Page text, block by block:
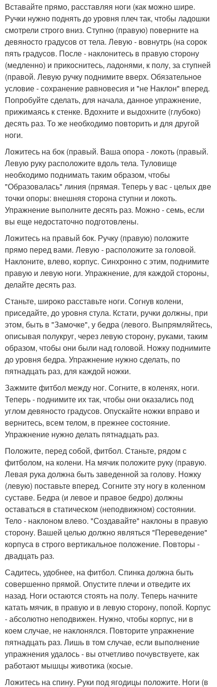
Вставайте прямо, расставляя ноги (как можно шире.
Ручки нужно поднять до уровня плеч так, чтобы ладошки
смотрели строго вниз. Ступню (правую) поверните на
девяносто градусов от тела. Левую - вовнутрь (на сорок
пять градусов. После - наклонитесь в правую сторону
(медленно) и прикоснитесь, ладонями, к полу, за ступней
(правой. Левую ручку поднимите вверх. Обязательное
условие - сохранение равновесия и "не Наклон" вперед.
Попробуйте сделать, для начала, данное упражнение,
прижимаясь к стенке. Вдохните и выдохните (глубоко)
десять раз. То же необходимо повторить и для другой
ноги.
Ложитесь на бок (правый. Ваша опора - локоть (правый.
Левую руку расположите вдоль тела. Туловище
необходимо поднимать таким образом, чтобы
"Образовалась" линия (прямая. Теперь у вас - целых две
точки опоры: внешняя сторона ступни и локоть.
Упражнение выполните десять раз. Можно - семь, если
вы еще недостаточно подготовлены.
Ложитесь на правый бок. Ручку (правую) положите
прямо перед вами. Левую - расположите за головой.
Наклоните, влево, корпус. Синхронно с этим, поднимите
правую и левую ноги. Упражнение, для каждой стороны,
делайте десять раз.
Станьте, широко расставьте ноги. Согнув колени,
приседайте, до уровня стула. Кстати, ручки должны, при
этом, быть в "Замочке", у бедра (левого. Выпрямляйтесь,
описывая полукруг, через левую сторону, руками, таким
образом, чтобы они были над головой. Ножку поднимите
до уровня бедра. Упражнение нужно сделать, по
пятнадцать раз, для каждой ножки.
Зажмите фитбол между ног. Согните, в коленях, ноги.
Теперь - поднимите их так, чтобы они оказались под
углом девяносто градусов. Опускайте ножки вправо и
вернитесь, всем телом, в прежнее состояние.
Упражнение нужно делать пятнадцать раз.
Положите, перед собой, фитбол. Станьте, рядом с
фитболом, на колени. На мячик положите руку (правую.
Левая рука должна быть заведенной за голову. Ножку
(левую) поставьте вперед. Согните эту ногу в коленном
суставе. Бедра (и левое и правое бедро) должны
оставаться в статическом (неподвижном) состоянии.
Тело - наклоном влево. "Создавайте" наклоны в правую
сторону. Вашей целью должно являться "Переведение"
корпуса в строго вертикальное положение. Повторы -
двадцать раз.
Садитесь, удобнее, на фитбол. Спинка должна быть
совершенно прямой. Опустите плечи и отведите их
назад. Ноги остаются стоять на полу. Теперь начните
катать мячик, в правую и в левую сторону, попой. Корпус
- абсолютно неподвижен. Нужно, чтобы корпус, ни в
коем случае, не наклонялся. Повторите упражнение
пятнадцать раз. Лишь в том случае, если выполнение
упражнения удалось - вы отчетливо почувствуете, как
работают мышцы животика (косые.
Ложитесь на спину. Руки под ягодицы положите. Ноги (в